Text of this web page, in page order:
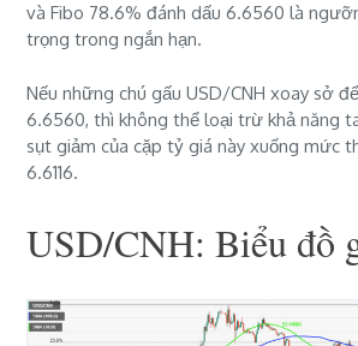
và Fibo 78.6% đánh dấu 6.6560 là
trọng trong ngắn hạn.
Nếu những chú gấu USD/CNH xoay sở
6.6560, thì không thể loại trừ khả năng
sụt giảm của cặp tỷ giá này xuống mức
6.6116.
USD/CNH: Biểu đồ